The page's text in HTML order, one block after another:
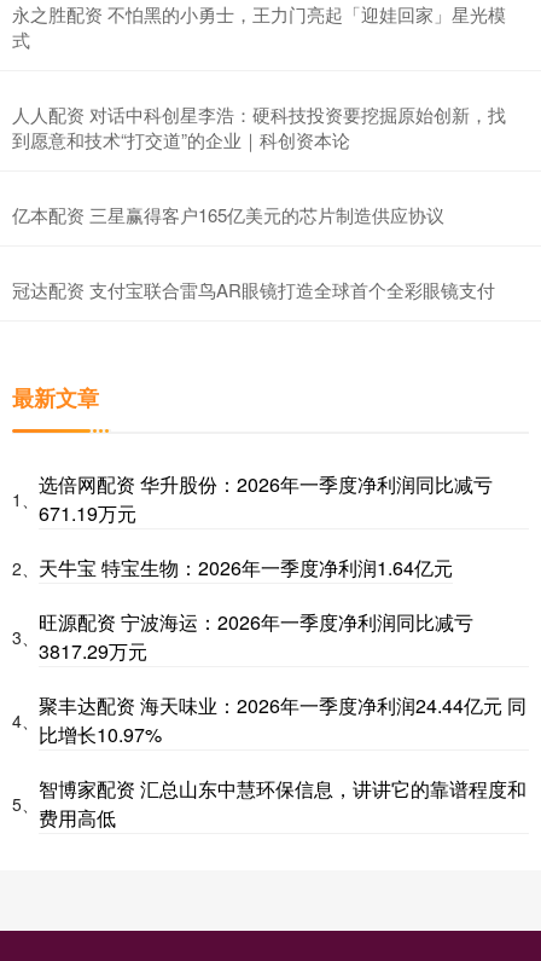
永之胜配资 不怕黑的小勇士，王力门亮起「迎娃回家」星光模
式
人人配资 对话中科创星李浩：硬科技投资要挖掘原始创新，找
到愿意和技术“打交道”的企业｜科创资本论
亿本配资 三星赢得客户165亿美元的芯片制造供应协议
冠达配资 支付宝联合雷鸟AR眼镜打造全球首个全彩眼镜支付
最新文章
1、
选倍网配资 华升股份：2026年一季度净利润同比减亏
671.19万元
2、 天牛宝 特宝生物：2026年一季度净利润1.64亿元
3、
旺源配资 宁波海运：2026年一季度净利润同比减亏
3817.29万元
4、
聚丰达配资 海天味业：2026年一季度净利润24.44亿元 同
比增长10.97%
5、
智博家配资 汇总山东中慧环保信息，讲讲它的靠谱程度和
费用高低